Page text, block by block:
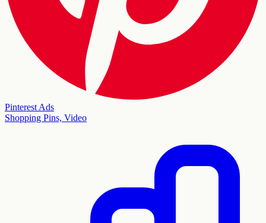
Pinterest Ads
Shopping Pins, Video